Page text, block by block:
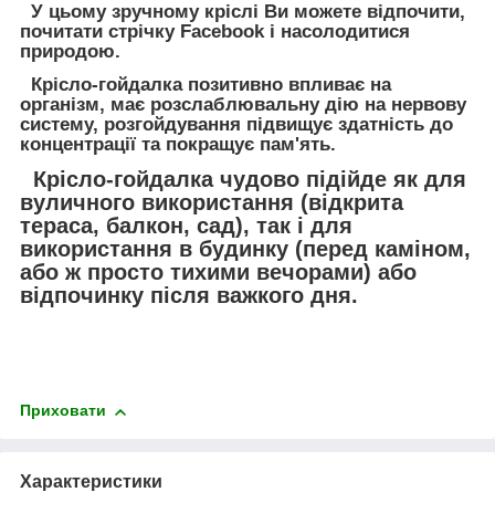
У цьому зручному кріслі Ви можете відпочити,
почитати стрічку Facebook і насолодитися
природою.
Крісло-гойдалка позитивно впливає на
організм, має розслаблювальну дію на нервову
систему, розгойдування підвищує здатність до
концентрації та покращує пам'ять.
Крісло-гойдалка чудово підійде як для
вуличного використання (відкрита
тераса, балкон, сад), так і для
використання в будинку (перед каміном,
або ж просто тихими вечорами) або
відпочинку після важкого дня.
Приховати
Характеристики